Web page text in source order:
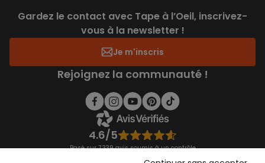
Gardez le contact avec Tape à l’Oeil, inscrivez-
vous à la newsletter !
Je m'inscris
Rejoignez la communauté !
4.6/5
Basé sur 7 339 avis soumis à un contrôle